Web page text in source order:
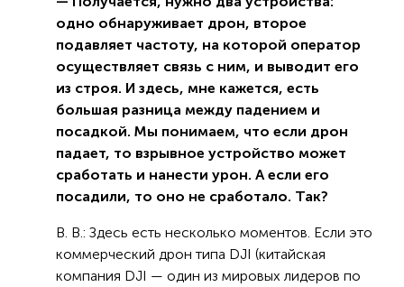
одно обнаруживает дрон, второе
подавляет частоту, на которой оператор
осуществляет связь с ним, и выводит его
из строя. И здесь, мне кажется, есть
большая разница между падением и
посадкой. Мы понимаем, что если дрон
падает, то взрывное устройство может
сработать и нанести урон. А если его
посадили, то оно не сработало. Так?
В. В.: Здесь есть несколько моментов. Если это
коммерческий дрон типа DJI (китайская
компания DJI — один из мировых лидеров по